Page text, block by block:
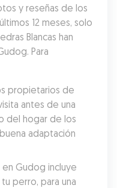
y reseñas de los
12 meses, solo
Blancas han
Para
propietarios de
antes de una
del hogar de los
adaptación
Gudog incluye
perro, para una